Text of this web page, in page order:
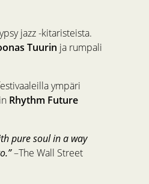
jazz -kitaristeista.
Tuurin ja rumpali
ympäri
Rhythm Future
pure soul in a way
–The Wall Street